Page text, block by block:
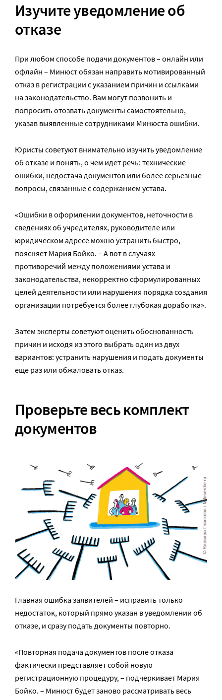
Изучите уведомление об
отказе
При любом способе подачи документов – онлайн или
офлайн – Минюст обязан направить мотивированный
отказ в регистрации с указанием причин и ссылками
на законодательство. Вам могут позвонить и
попросить отозвать документы самостоятельно,
указав выявленные сотрудниками Минюста ошибки.
Юристы советуют внимательно изучить уведомление
об отказе и понять, о чем идет речь: технические
ошибки, недостача документов или более серьезные
вопросы, связанные с содержанием устава.
«Ошибки в оформлении документов, неточности в
сведениях об учредителях, руководителе или
юридическом адресе можно устранить быстро, –
поясняет Мария Бойко. – А вот в случаях
противоречий между положениями устава и
законодательства, некорректно сформулированных
целей деятельности или нарушения порядка создания
организации потребуется более глубокая доработка».
Затем эксперты советуют оценить обоснованность
причин и исходя из этого выбрать один из двух
вариантов: устранить нарушения и подать документы
еще раз или обжаловать отказ.
Проверьте весь комплект
документов
Главная ошибка заявителей – исправить только
недостаток, который прямо указан в уведомлении об
отказе, и сразу подать документы повторно.
«Повторная подача документов после отказа
фактически представляет собой новую
регистрационную процедуру, – подчеркивает Мария
Бойко. – Минюст будет заново рассматривать весь